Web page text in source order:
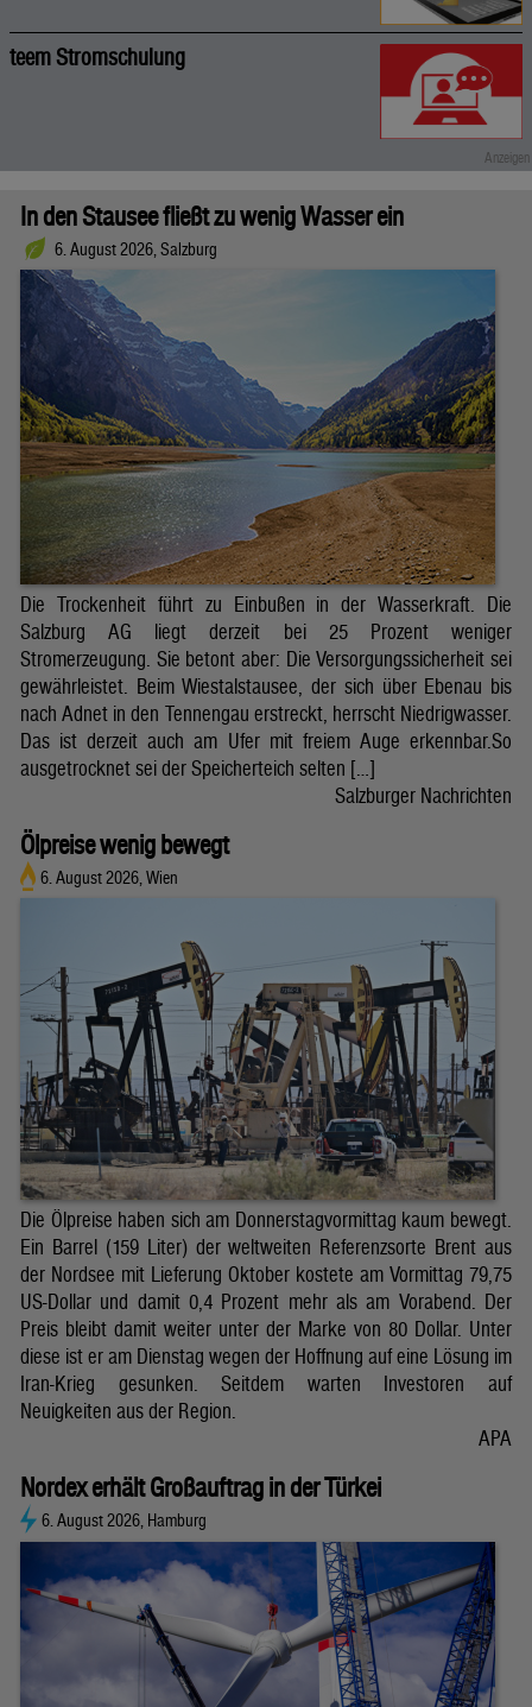
teem Stromschulung
In den Stausee fließt zu wenig Wasser ein
6. August 2026, Salzburg
Die Trockenheit führt zu Einbußen in der Wasserkraft. Die
Salzburg AG liegt derzeit bei 25 Prozent weniger
Stromerzeugung. Sie betont aber: Die Versorgungssicherheit sei
gewährleistet. Beim Wiestalstausee, der sich über Ebenau bis
nach Adnet in den Tennengau erstreckt, herrscht Niedrigwasser.
Das ist derzeit auch am Ufer mit freiem Auge erkennbar.So
ausgetrocknet sei der Speicherteich selten […]
Salzburger Nachrichten
Ölpreise wenig bewegt
6. August 2026, Wien
Die Ölpreise haben sich am Donnerstagvormittag kaum bewegt.
Ein Barrel (159 Liter) der weltweiten Referenzsorte Brent aus
der Nordsee mit Lieferung Oktober kostete am Vormittag 79,75
US-Dollar und damit 0,4 Prozent mehr als am Vorabend. Der
Preis bleibt damit weiter unter der Marke von 80 Dollar. Unter
diese ist er am Dienstag wegen der Hoffnung auf eine Lösung im
Iran-Krieg gesunken. Seitdem warten Investoren auf
Neuigkeiten aus der Region.
APA
Nordex erhält Großauftrag in der Türkei
6. August 2026, Hamburg